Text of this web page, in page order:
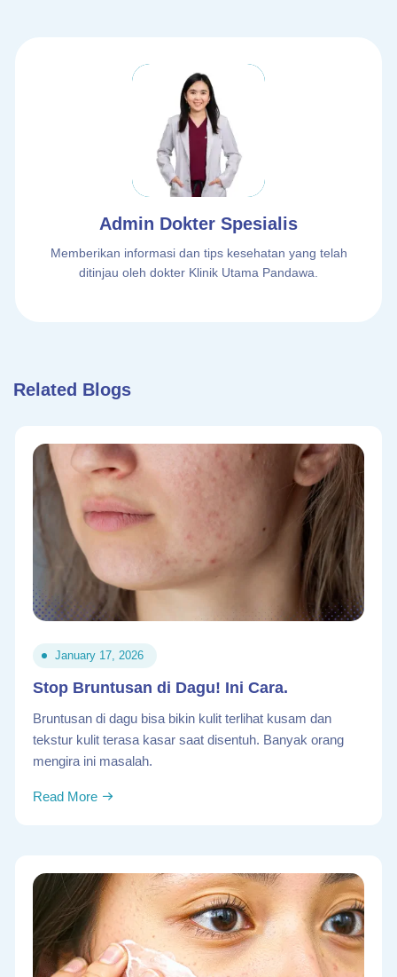
Admin Dokter Spesialis
Memberikan informasi dan tips kesehatan yang telah
ditinjau oleh dokter Klinik Utama Pandawa.
Related Blogs
January 17, 2026
Stop Bruntusan di Dagu! Ini Cara.
Bruntusan di dagu bisa bikin kulit terlihat kusam dan
tekstur kulit terasa kasar saat disentuh. Banyak orang
mengira ini masalah.
Read More